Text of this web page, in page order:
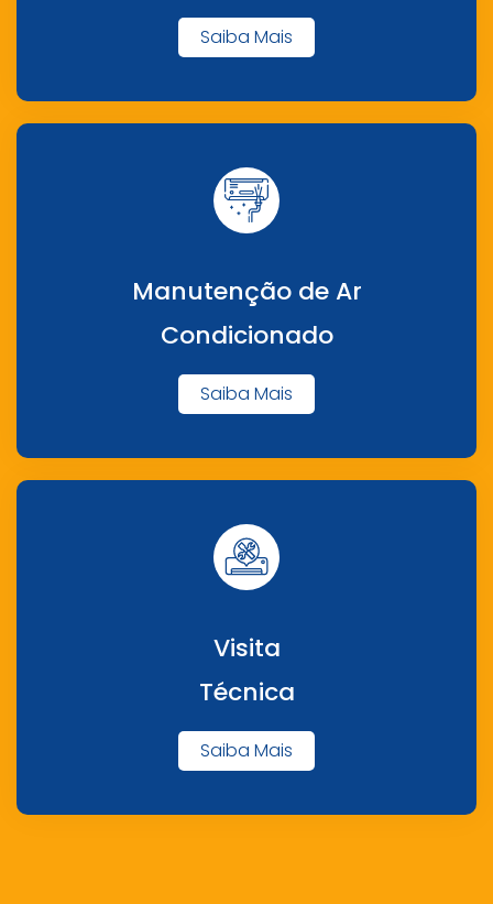
Saiba Mais
Manutenção de Ar
Condicionado
Saiba Mais
Visita
Técnica
Saiba Mais